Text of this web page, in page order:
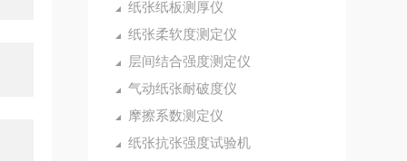
纸张纸板测厚仪
纸张柔软度测定仪
层间结合强度测定仪
气动纸张耐破度仪
摩擦系数测定仪
纸张抗张强度试验机